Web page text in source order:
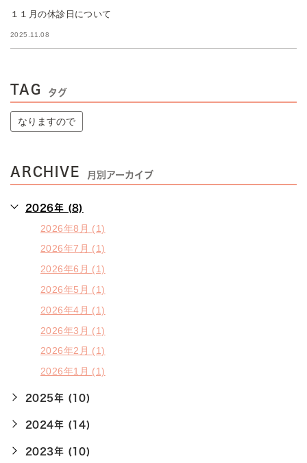
１１月の休診日について
2025.11.08
TAG タグ
なりますので
ARCHIVE 月別アーカイブ
2026年 (8)
2026年8月 (1)
2026年7月 (1)
2026年6月 (1)
2026年5月 (1)
2026年4月 (1)
2026年3月 (1)
2026年2月 (1)
2026年1月 (1)
2025年 (10)
2024年 (14)
2023年 (10)